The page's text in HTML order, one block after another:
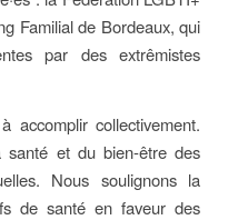
Familial de Bordeaux, qui
par des extrêmistes
accomplir collectivement.
santé et du bien-être des
Nous soulignons la
de santé en faveur des